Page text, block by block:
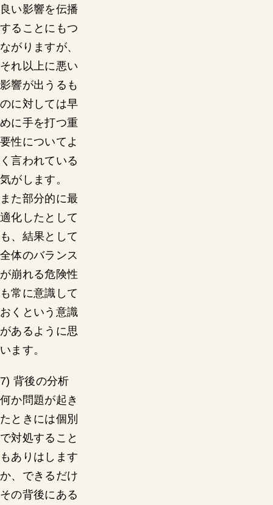
良い影響を伝播
することにもつ
ながりますが、
それ以上に悪い
影響が出うるも
のに対しては早
めに手を打つ重
要性についてよ
く言われている
気がします。
また部分的に最
適化したとして
も、結果として
全体のバランス
が崩れる危険性
も常に意識して
おくという意識
があるように思
います。
7) 背後の分析
何か問題が起き
たときには個別
で対処すること
もありはします
か、できるだけ
その背後にある